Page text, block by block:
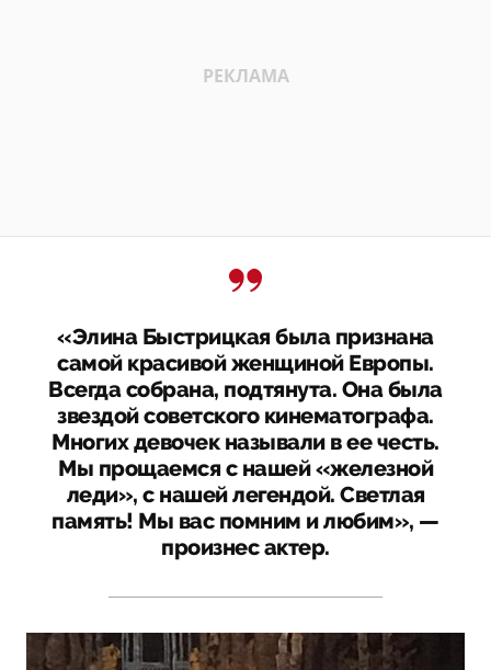
«Элина Быстрицкая была признана
самой красивой женщиной Европы.
Всегда собрана, подтянута. Она была
звездой советского кинематографа.
Многих девочек называли в ее честь.
Мы прощаемся с нашей «железной
леди», с нашей легендой. Светлая
память! Мы вас помним и любим», —
произнес актер.